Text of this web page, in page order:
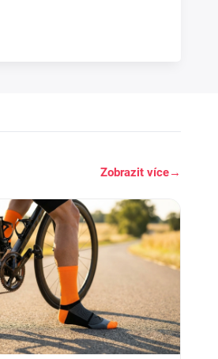
Zobrazit více→